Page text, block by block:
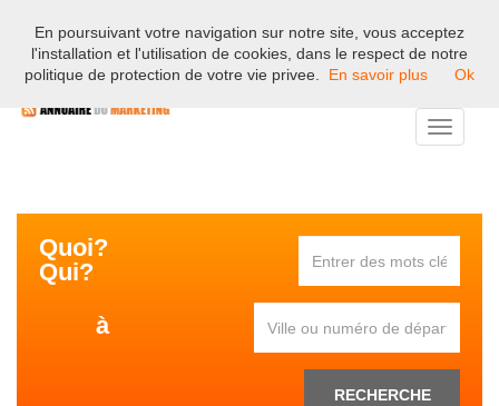
Bienvenue sur l'annuaire professionnel du marketing et de la
communication en France.
Toggle
Quoi?
Qui?
à
RECHERCHE
En poursuivant votre navigation sur notre site, vous acceptez
l'installation et l'utilisation de cookies, dans le respect de notre
politique de protection de votre vie privee.
En savoir plus Ok